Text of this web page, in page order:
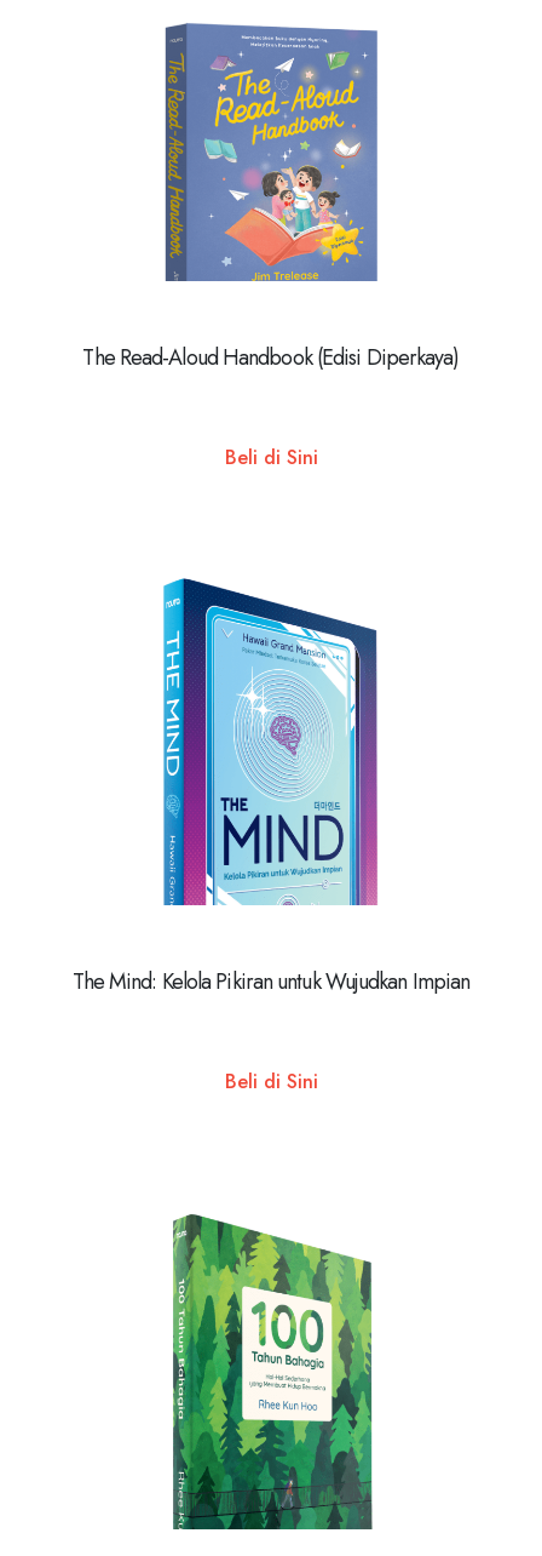
The Read-Aloud Handbook (Edisi Diperkaya)
Beli di Sini
The Mind: Kelola Pikiran untuk Wujudkan Impian
Beli di Sini